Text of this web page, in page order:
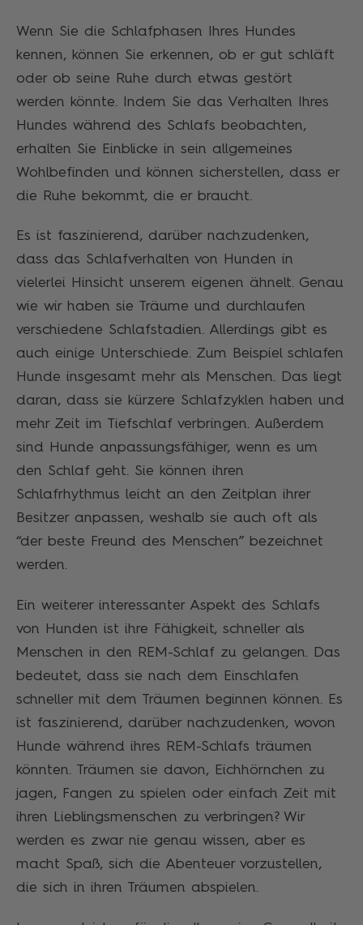
Wenn Sie die Schlafphasen Ihres Hundes
kennen, können Sie erkennen, ob er gut schläft
oder ob seine Ruhe durch etwas gestört
werden könnte. Indem Sie das Verhalten Ihres
Hundes während des Schlafs beobachten,
erhalten Sie Einblicke in sein allgemeines
Wohlbefinden und können sicherstellen, dass er
die Ruhe bekommt, die er braucht.
Es ist faszinierend, darüber nachzudenken,
dass das Schlafverhalten von Hunden in
vielerlei Hinsicht unserem eigenen ähnelt. Genau
wie wir haben sie Träume und durchlaufen
verschiedene Schlafstadien. Allerdings gibt es
auch einige Unterschiede. Zum Beispiel schlafen
Hunde insgesamt mehr als Menschen. Das liegt
daran, dass sie kürzere Schlafzyklen haben und
mehr Zeit im Tiefschlaf verbringen. Außerdem
sind Hunde anpassungsfähiger, wenn es um
den Schlaf geht. Sie können ihren
Schlafrhythmus leicht an den Zeitplan ihrer
Besitzer anpassen, weshalb sie auch oft als
“der beste Freund des Menschen” bezeichnet
werden.
Ein weiterer interessanter Aspekt des Schlafs
von Hunden ist ihre Fähigkeit, schneller als
Menschen in den REM-Schlaf zu gelangen. Das
bedeutet, dass sie nach dem Einschlafen
schneller mit dem Träumen beginnen können. Es
ist faszinierend, darüber nachzudenken, wovon
Hunde während ihres REM-Schlafs träumen
könnten. Träumen sie davon, Eichhörnchen zu
jagen, Fangen zu spielen oder einfach Zeit mit
ihren Lieblingsmenschen zu verbringen? Wir
werden es zwar nie genau wissen, aber es
macht Spaß, sich die Abenteuer vorzustellen,
die sich in ihren Träumen abspielen.